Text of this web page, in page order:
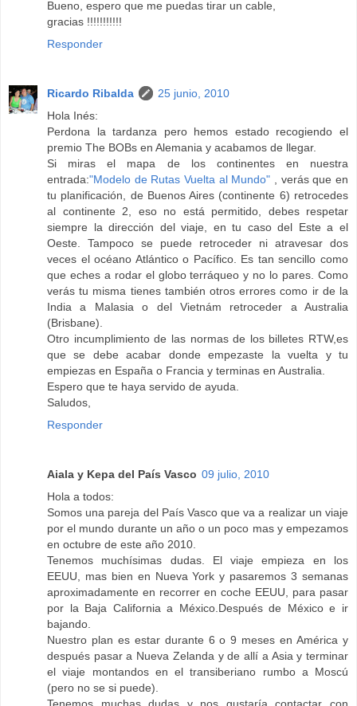
Bueno, espero que me puedas tirar un cable,
gracias !!!!!!!!!!!
Responder
Ricardo Ribalda
25 junio, 2010
Hola Inés:
Perdona la tardanza pero hemos estado recogiendo el
premio The BOBs en Alemania y acabamos de llegar.
Si miras el mapa de los continentes en nuestra
entrada:"Modelo de Rutas Vuelta al Mundo" , verás que en
tu planificación, de Buenos Aires (continente 6) retrocedes
al continente 2, eso no está permitido, debes respetar
siempre la dirección del viaje, en tu caso del Este a el
Oeste. Tampoco se puede retroceder ni atravesar dos
veces el océano Atlántico o Pacífico. Es tan sencillo como
que eches a rodar el globo terráqueo y no lo pares. Como
verás tu misma tienes también otros errores como ir de la
India a Malasia o del Vietnám retroceder a Australia
(Brisbane).
Otro incumplimiento de las normas de los billetes RTW,es
que se debe acabar donde empezaste la vuelta y tu
empiezas en España o Francia y terminas en Australia.
Espero que te haya servido de ayuda.
Saludos,
Responder
Aiala y Kepa del País Vasco 09 julio, 2010
Hola a todos:
Somos una pareja del País Vasco que va a realizar un viaje
por el mundo durante un año o un poco mas y empezamos
en octubre de este año 2010.
Tenemos muchísimas dudas. El viaje empieza en los
EEUU, mas bien en Nueva York y pasaremos 3 semanas
aproximadamente en recorrer en coche EEUU, para pasar
por la Baja California a México.Después de México e ir
bajando.
Nuestro plan es estar durante 6 o 9 meses en América y
después pasar a Nueva Zelanda y de allí a Asia y terminar
el viaje montandos en el transiberiano rumbo a Moscú
(pero no se si puede).
Tenemos muchas dudas y nos gustaría contactar con